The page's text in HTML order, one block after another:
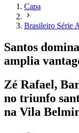
Capa
Brasileiro Série A
Santos
amplia
Zé Rafael,
no triunfo
na Vila